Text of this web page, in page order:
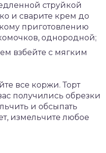
струйкой
и сварите крем до
приготовлению
однородной;
взбейте с мягким
все коржи. Торт
получились обрезки
и обсыпать
измельчите любое